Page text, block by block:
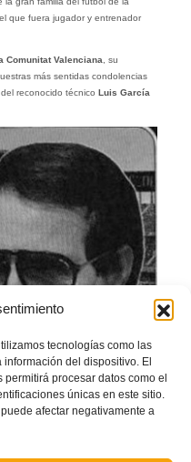
tecnologías como las
del dispositivo. El
procesar datos como el
únicas en este sitio.
afectar negativamente a
que fuera jugador y entrenador
Comunitat Valenciana , su
más sentidas condolencias
reconocido técnico Luis García